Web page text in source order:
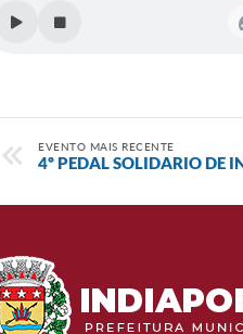
EVENTO MAIS RECENTE
4º PEDAL SOLIDARIO DE